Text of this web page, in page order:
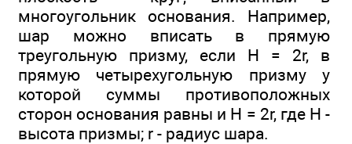
многоугольник основания. Например,
шар можно вписать в прямую
треугольную призму, если Н = 2r, в
прямую четырехугольную призму у
которой суммы противоположных
сторон основания равны и Н = 2r, где H -
высота призмы; r - радиус шара.